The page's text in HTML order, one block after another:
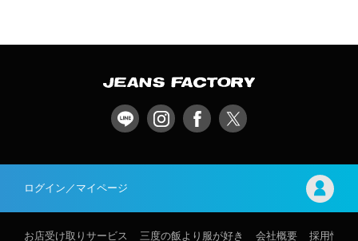
ログイン／マイページ
お店受け取りサービス 三度の飯より服が好き 会社概要 採用情報